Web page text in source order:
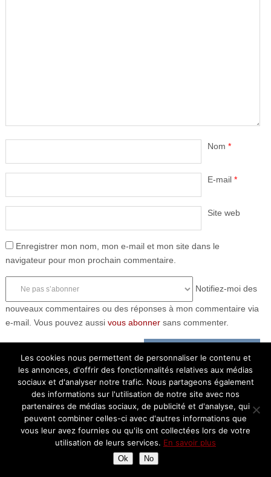
Nom *
E-mail *
Site web
Enregistrer mon nom, mon e-mail et mon site dans le
navigateur pour mon prochain commentaire.
Notifiez-moi des
nouveaux commentaires ou des réponses à mon commentaire via
e-mail. Vous pouvez aussi vous abonnersans commenter.
Les cookies nous permettent de personnaliser le contenu et
les annonces, d'offrir des fonctionnalités relatives aux médias
sociaux et d'analyser notre trafic. Nous partageons également
des informations sur l'utilisation de notre site avec nos
partenaires de médias sociaux, de publicité et d'analyse, qui
peuvent combiner celles-ci avec d'autres informations que
vous leur avez fournies ou qu'ils ont collectées lors de votre
utilisation de leurs services. En savoir plus
Ok No